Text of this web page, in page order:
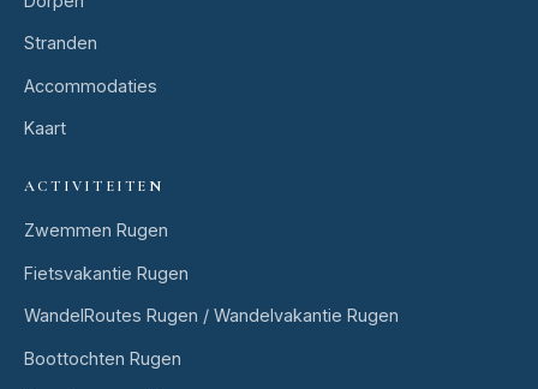
Stranden
Accommodaties
Kaart
ACTIVITEITEN
Zwemmen Rugen
Fietsvakantie Rugen
WandelRoutes Rugen / Wandelvakantie Rugen
Boottochten Rugen